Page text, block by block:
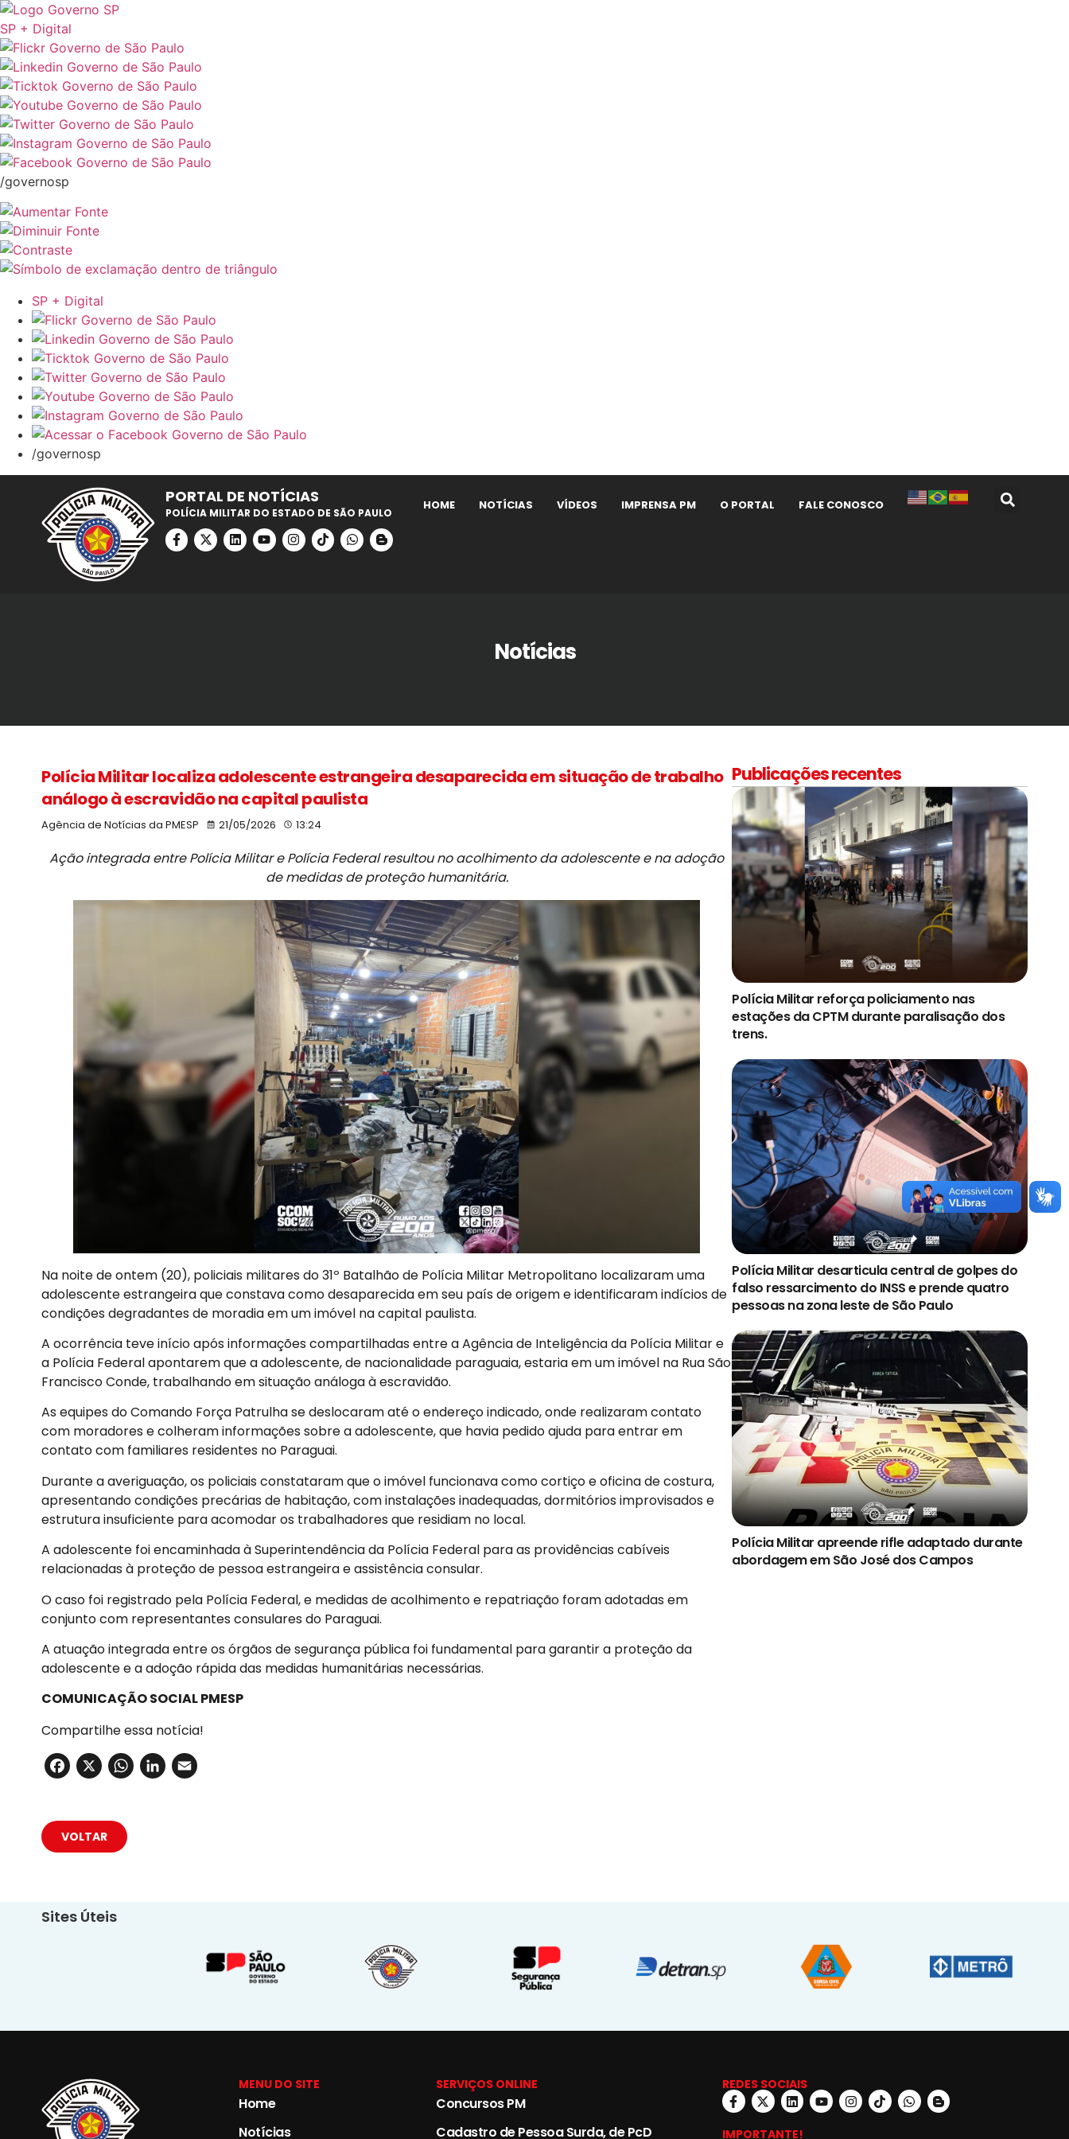
SP + Digital
/governosp
SP + Digital
/governosp
PORTAL DE NOTÍCIAS
POLÍCIA MILITAR DO ESTADO DE SÃO PAULO
HOME NOTÍCIAS VÍDEOS IMPRENSA PM O PORTAL FALE CONOSCO
Notícias
Polícia Militar localiza adolescente estrangeira desaparecida em situação de trabalho
análogo à escravidão na capital paulista
Agência de Notícias da PMESP 21/05/2026 13:24
Ação integrada entre Polícia Militar e Polícia Federal resultou no acolhimento da adolescente e na adoção
de medidas de proteção humanitária.
Na noite de ontem (20), policiais militares do 31º Batalhão de Polícia Militar Metropolitano localizaram uma
adolescente estrangeira que constava como desaparecida em seu país de origem e identificaram indícios de
condições degradantes de moradia em um imóvel na capital paulista.
A ocorrência teve início após informações compartilhadas entre a Agência de Inteligência da Polícia Militar e
a Polícia Federal apontarem que a adolescente, de nacionalidade paraguaia, estaria em um imóvel na Rua São
Francisco Conde, trabalhando em situação análoga à escravidão.
As equipes do Comando Força Patrulha se deslocaram até o endereço indicado, onde realizaram contato
com moradores e colheram informações sobre a adolescente, que havia pedido ajuda para entrar em
contato com familiares residentes no Paraguai.
Durante a averiguação, os policiais constataram que o imóvel funcionava como cortiço e oficina de costura,
apresentando condições precárias de habitação, com instalações inadequadas, dormitórios improvisados e
estrutura insuficiente para acomodar os trabalhadores que residiam no local.
A adolescente foi encaminhada à Superintendência da Polícia Federal para as providências cabíveis
relacionadas à proteção de pessoa estrangeira e assistência consular.
O caso foi registrado pela Polícia Federal, e medidas de acolhimento e repatriação foram adotadas em
conjunto com representantes consulares do Paraguai.
A atuação integrada entre os órgãos de segurança pública foi fundamental para garantir a proteção da
adolescente e a adoção rápida das medidas humanitárias necessárias.
COMUNICAÇÃO SOCIAL PMESP
Compartilhe essa notícia!
Facebook
X WhatsApp
LinkedIn
Publicações recentes
Polícia Militar reforça policiamento nas
estações da CPTM durante paralisação dos
trens.
Polícia Militar desarticula central de golpes do
falso ressarcimento do INSS e prende quatro
pessoas na zona leste de São Paulo
Polícia Militar apreende rifle adaptado durante
abordagem em São José dos Campos
VOLTAR
Sites Úteis
MENU DO SITE
Home
Notícias
SERVIÇOS ONLINE
Concursos PM
Cadastro de Pessoa Surda, de PcD
REDES SOCIAIS
IMPORTANTE!